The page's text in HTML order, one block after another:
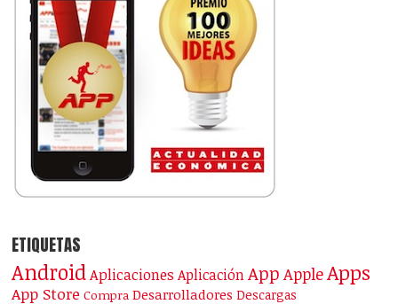
ETIQUETAS
Android Aplicaciones Aplicación App AppleApps
App Store Compra Desarrolladores Descargas